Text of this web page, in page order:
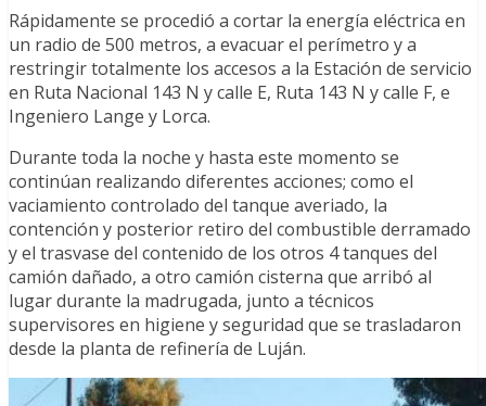
Rápidamente se procedió a cortar la energía eléctrica en
un radio de 500 metros, a evacuar el perímetro y a
restringir totalmente los accesos a la Estación de servicio
en Ruta Nacional 143 N y calle E, Ruta 143 N y calle F, e
Ingeniero Lange y Lorca.
Durante toda la noche y hasta este momento se
continúan realizando diferentes acciones; como el
vaciamiento controlado del tanque averiado, la
contención y posterior retiro del combustible derramado
y el trasvase del contenido de los otros 4 tanques del
camión dañado, a otro camión cisterna que arribó al
lugar durante la madrugada, junto a técnicos
supervisores en higiene y seguridad que se trasladaron
desde la planta de refinería de Luján.